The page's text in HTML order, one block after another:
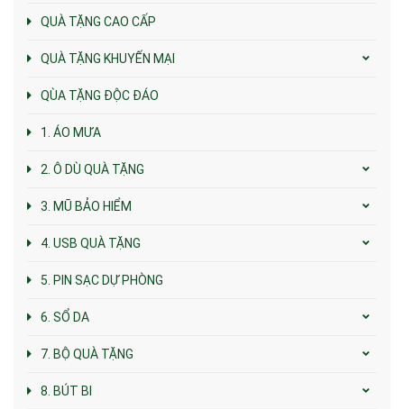
QUÀ TẶNG CAO CẤP
QUÀ TẶNG KHUYẾN MẠI
QÙA TẶNG ĐỘC ĐÁO
1. ÁO MƯA
2. Ô DÙ QUÀ TẶNG
3. MŨ BẢO HIỂM
4. USB QUÀ TẶNG
5. PIN SẠC DỰ PHÒNG
6. SỔ DA
7. BỘ QUÀ TẶNG
8. BÚT BI